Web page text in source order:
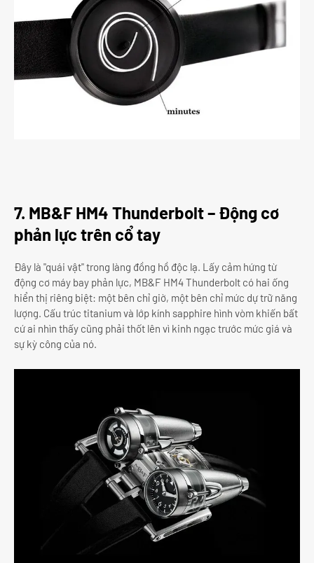
7. MB&F HM4 Thunderbolt – Động cơ
phản lực trên cổ tay
Đây là "quái vật" trong làng đồng hồ độc lạ. Lấy cảm hứng từ
động cơ máy bay phản lực, MB&F HM4 Thunderbolt có hai ống
hiển thị riêng biệt: một bên chỉ giờ, một bên chỉ mức dự trữ năng
lượng. Cấu trúc titanium và lớp kính sapphire hình vòm khiến bất
cứ ai nhìn thấy cũng phải thốt lên vì kinh ngạc trước mức giá và
sự kỳ công của nó.